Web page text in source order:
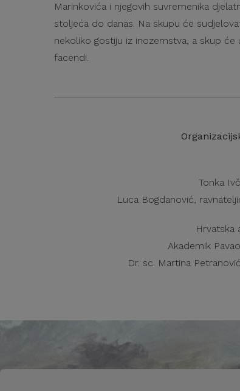
Marinkovića i njegovih suvremenika
stoljeća do danas. Na skupu će
nekoliko gostiju iz inozemstva, a skup
facendi.
Tonka
Luca Bogdanović,
Hrvatska
Akademik
Dr. sc. Martina